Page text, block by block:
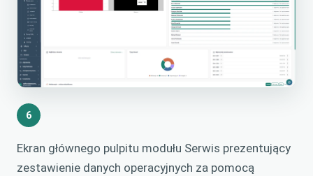
6
Ekran głównego pulpitu modułu Serwis prezentujący
zestawienie danych operacyjnych za pomocą